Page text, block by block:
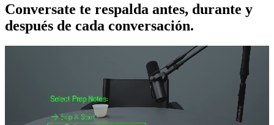
Conversate te respalda antes, durante y
después de cada conversación.